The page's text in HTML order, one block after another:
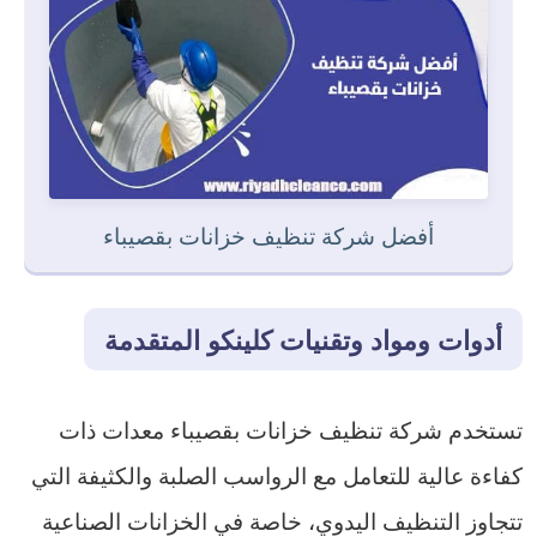
أفضل شركة تنظيف خزانات بقصيباء
أدوات ومواد وتقنيات كلينكو المتقدمة
تستخدم شركة تنظيف خزانات بقصيباء معدات ذات
كفاءة عالية للتعامل مع الرواسب الصلبة والكثيفة التي
تتجاوز التنظيف اليدوي، خاصة في الخزانات الصناعية